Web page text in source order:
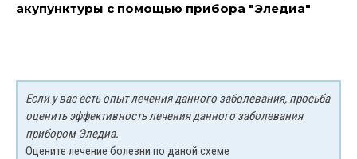
акупунктуры с помощью прибора "Эледиа"
Если у вас есть опыт лечения данного заболевания, просьба
оценить эффективность лечения данного заболевания
прибором Эледиа.
Оцените лечение болезни по даной схеме